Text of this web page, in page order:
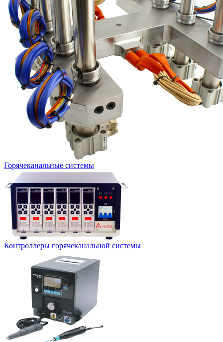
Горячеканальные системы
Контроллеры горячеканальной системы